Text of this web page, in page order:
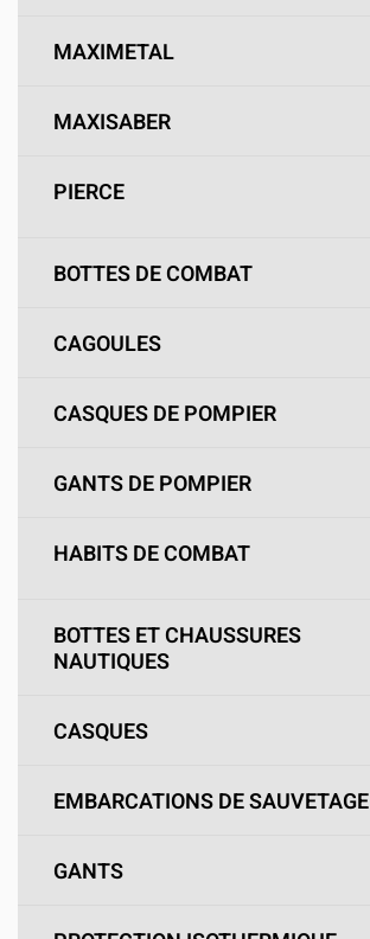
MAXIMETAL
MAXISABER
PIERCE
BOTTES DE COMBAT
CAGOULES
CASQUES DE POMPIER
GANTS DE POMPIER
HABITS DE COMBAT
BOTTES ET CHAUSSURES
NAUTIQUES
CASQUES
EMBARCATIONS DE SAUVETAGE
GANTS